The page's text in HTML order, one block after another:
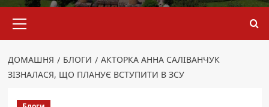
меню
ДОМАШНЯ БЛОГИ
АКТОРКА АННА САЛІВАНЧУК
ЗІЗНАЛАСЯ, ЩО ПЛАНУЄ ВСТУПИТИ В ЗСУ